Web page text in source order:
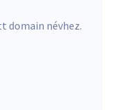
domain névhez.